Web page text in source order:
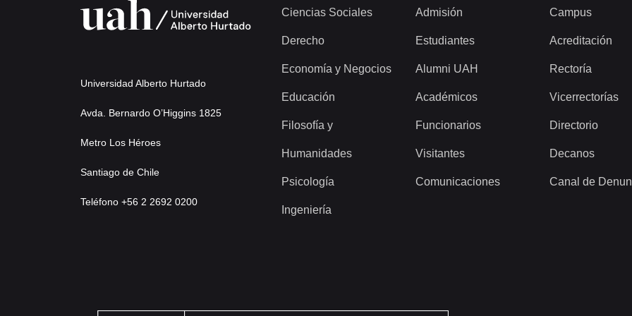
Universidad Alberto Hurtado
Avda. Bernardo O’Higgins 1825
Metro Los Héroes
Santiago de Chile
Teléfono +56 2 2692 0200
Ciencias Sociales
Derecho
Economía y Negocios
Educación
Filosofía y
Humanidades
Psicología
Ingeniería
Admisión
Estudiantes
Alumni UAH
Académicos
Funcionarios
Visitantes
Comunicaciones
Campus
Acreditación
Rectoría
Vicerrectorías
Directorio
Decanos
Canal de